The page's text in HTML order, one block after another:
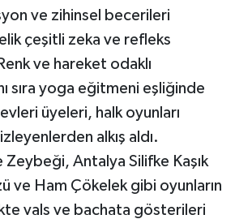
ve zihinsel becerileri
çeşitli zeka ve refleks
ve hareket odaklı
sıra yoga eğitmeni eşliğinde
üyeleri, halk oyunları
alkış aldı.
Zeybeği, Antalya Silifke Kaşık
ve Ham Çökelek gibi oyunların
vals ve bachata gösterileri